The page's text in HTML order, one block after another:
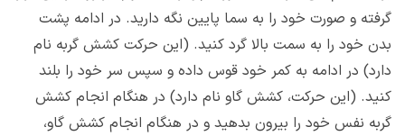
گرفته و صورت خود را به سما پایین نگه دارید. در ادامه پشت
بدن خود را به سمت بالا گرد کنید. (این حرکت کشش گربه نام
دارد) در ادامه به کمر خود قوس داده و سپس سر خود را بلند
کنید. (این حرکت، کشش گاو نام دارد) در هنگام انجام کشش
گربه نفس خود را بیرون بدهید و در هنگام انجام کشش گاو،